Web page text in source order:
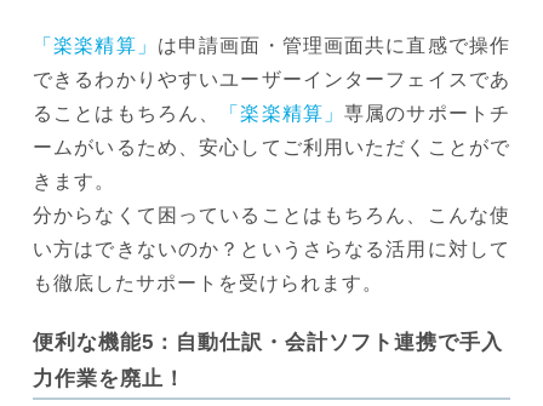
「楽楽精算」 は申請画面・管理画面共に直感で操作
できるわかりやすいユーザーインターフェイスであ
ることはもちろん、
「楽楽精算」専属のサポートチ
ームがいるため、安心してご利用いただくことがで
きます。
分からなくて困っていることはもちろん、こんな使
い方はできないのか？というさらなる活用に対して
も徹底したサポートを受けられます。
便利な機能5：自動仕訳・会計ソフト連携で手入
力作業を廃止！